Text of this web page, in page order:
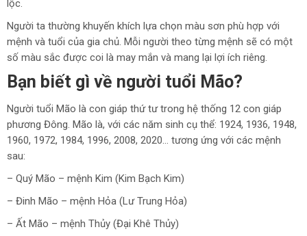
lộc.
Người ta thường khuyến khích lựa chọn màu sơn phù hợp với
mệnh và tuổi của gia chủ. Mỗi người theo từng mệnh sẽ có một
số màu sắc được coi là may mắn và mang lại lợi ích riêng.
Bạn biết gì về người tuổi Mão?
Người tuổi Mão là con giáp thứ tư trong hệ thống 12 con giáp
phương Đông. Mão là, với các năm sinh cụ thể: 1924, 1936, 1948,
1960, 1972, 1984, 1996, 2008, 2020… tương ứng với các mệnh
sau:
– Quý Mão – mệnh Kim (Kim Bạch Kim)
– Đinh Mão – mệnh Hỏa (Lư Trung Hỏa)
– Ất Mão – mệnh Thủy (Đại Khê Thủy)